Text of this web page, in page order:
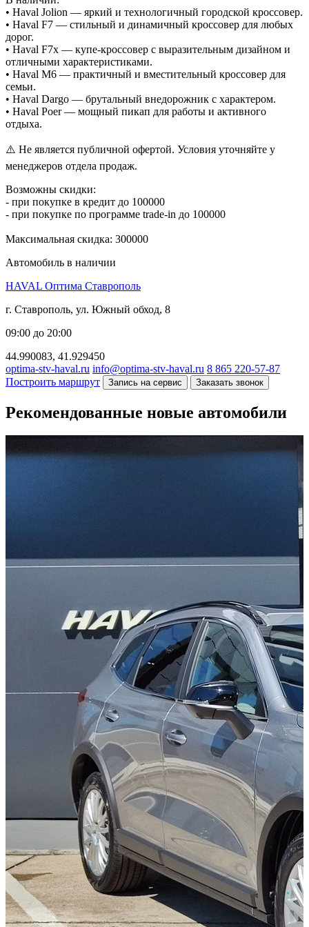
• Haval Jolion — яркий и технологичный городской кроссовер.
• Haval F7 — стильный и динамичный кроссовер для любых
дорог.
• Haval F7x — купе-кроссовер с выразительным дизайном и
отличными характеристиками.
• Haval M6 — практичный и вместительный кроссовер для
семьи.
• Haval Dargo — брутальный внедорожник с характером.
• Haval Poer — мощный пикап для работы и активного
отдыха.
⚠️ Не является публичной офертой. Условия уточняйте у
менеджеров отдела продаж.
Возможны скидки:
- при покупке в кредит до 100000
- при покупке по программе trade-in до 100000
Максимальная скидка: 300000
Автомобиль в наличии
HAVAL Оптима Ставрополь
г. Ставрополь, ул. Южный обход, 8
09:00 до 20:00
44.990083, 41.929450
optima-stv-haval.ru info@optima-stv-haval.ru 8 865 220-57-87
Построить маршрут
Запись на сервис Заказать звонок
Рекомендованные новые автомобили